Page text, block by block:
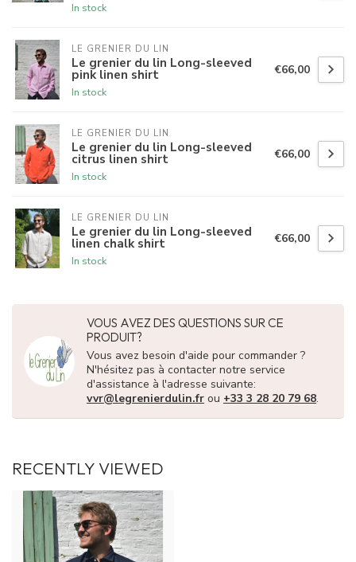
In stock
LE GRENIER DU LIN
Le grenier du lin Long-sleeved
pink linen shirt
In stock
€66,00
LE GRENIER DU LIN
Le grenier du lin Long-sleeved
citrus linen shirt
In stock
€66,00
LE GRENIER DU LIN
Le grenier du lin Long-sleeved
linen chalk shirt
In stock
€66,00
VOUS AVEZ DES QUESTIONS SUR CE
PRODUIT?
Vous avez besoin d'aide pour commander ?
N'hésitez pas à contacter notre service
d'assistance à l'adresse suivante:
vvr@legrenierdulin.fr ou +33 3 28 20 79 68.
RECENTLY VIEWED